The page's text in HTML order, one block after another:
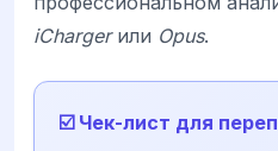
iChargerили Opus.
☑️ Чек-лист для